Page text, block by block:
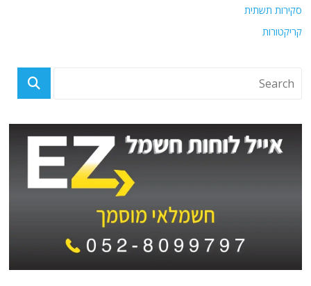
סקירות תשתית
קריקטורות